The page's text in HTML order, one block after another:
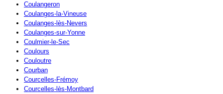
Coulangeron
Coulanges-la-Vineuse
Coulanges-lès-Nevers
Coulanges-sur-Yonne
Coulmier-le-Sec
Coulours
Couloutre
Courban
Courcelles-Frémoy
Courcelles-lès-Montbard